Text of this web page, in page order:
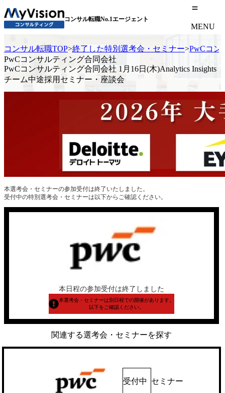
コンサル転職No.1エージェント
MENU
コンサル転職TOP>終了した特別選考会・セミナー>PwCコン
PwCコンサルティング合同会社
PwCコンサルティング合同会社 1月16日(木)Analytics Insights
チーム中途採用セミナー・座談会
本選考会・セミナーの参加受付は終了いたしました。
受付中の特別選考会・セミナーは以下からご確認ください。
本日程の参加受付は終了しました
本選考会・セミナーは別日程での開催があります。
以下をご確認ください。
関連する選考会・セミナーを探す
受付中 セミナー